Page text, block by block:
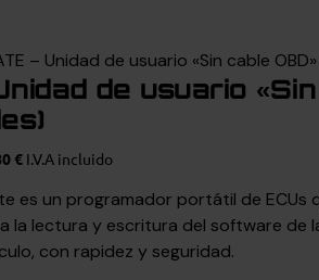
– Unidad de usuario «Sin cable
de usuario
€I.V.A incluido
es un programador portátil de ECUs
la lectura y escritura del software de
con rapidez y seguridad.